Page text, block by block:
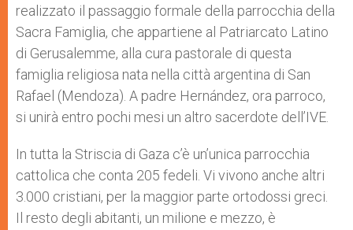
realizzato il passaggio formale della parrocchia della
Sacra Famiglia, che appartiene al Patriarcato Latino
di Gerusalemme, alla cura pastorale di questa
famiglia religiosa nata nella città argentina di San
Rafael (Mendoza). A padre Hernández, ora parroco,
si unirà entro pochi mesi un altro sacerdote dell’IVE.
In tutta la Striscia di Gaza c’è un’unica parrocchia
cattolica che conta 205 fedeli. Vi vivono anche altri
3.000 cristiani, per la maggior parte ortodossi greci.
Il resto degli abitanti, un milione e mezzo, è